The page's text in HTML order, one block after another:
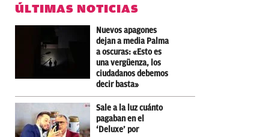
ÚLTIMAS NOTICIAS
Nuevos apagones
dejan a media Palma
a oscuras: «Esto es
una vergüenza, los
ciudadanos debemos
decir basta»
Sale a la luz cuánto
pagaban en el
‘Deluxe’ por